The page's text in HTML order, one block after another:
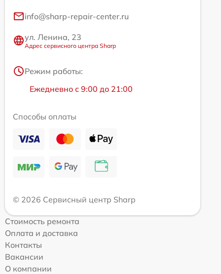
info@sharp-repair-center.ru
ул. Ленина, 23
Адрес сервисного центра Sharp
Режим работы:
Ежедневно с 9:00 до 21:00
Способы оплаты
© 2026 Сервисный центр Sharp
Стоимость ремонта
Оплата и доставка
Контакты
Вакансии
О компании